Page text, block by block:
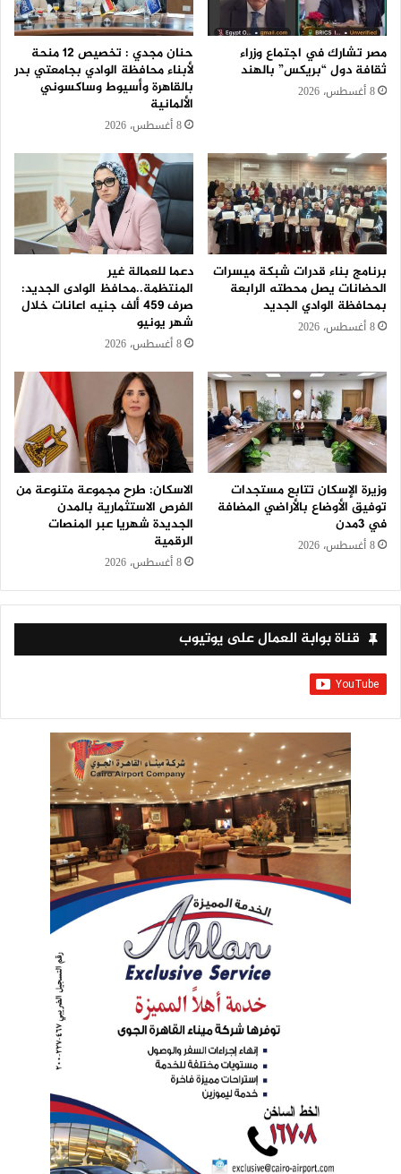
مصر تشارك في اجتماع وزراء
ثقافة دول “بريكس” بالهند
8 أغسطس، 2026
حنان مجدي : تخصيص 12 منحة
لأبناء محافظة الوادي بجامعتي بدر
بالقاهرة وأسيوط وساكسوني
الألمانية
8 أغسطس، 2026
برنامج بناء قدرات شبكة ميسرات
الحضانات يصل محطته الرابعة
بمحافظة الوادي الجديد
8 أغسطس، 2026
دعما للعمالة غير
المنتظمة..محافظ الوادى الجديد:
صرف 459 ألف جنيه اعانات خلال
شهر يونيو
8 أغسطس، 2026
وزيرة الإسكان تتابع مستجدات
توفيق الأوضاع بالأراضي المضافة
في 3مدن
8 أغسطس، 2026
الاسكان: طرح مجموعة متنوعة من
الفرص الاستثمارية بالمدن
الجديدة شهريا عبر المنصات
الرقمية
8 أغسطس، 2026
قناة بوابة العمال على يوتيوب